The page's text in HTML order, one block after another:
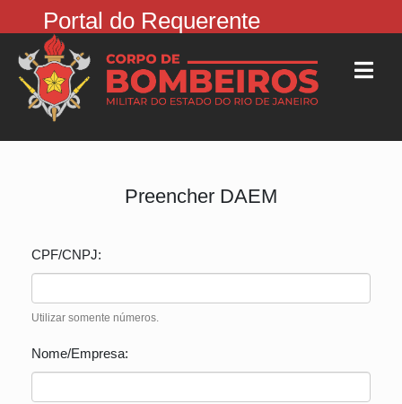
Portal do Requerente
Preencher DAEM
CPF/CNPJ:
Utilizar somente números.
Nome/Empresa: